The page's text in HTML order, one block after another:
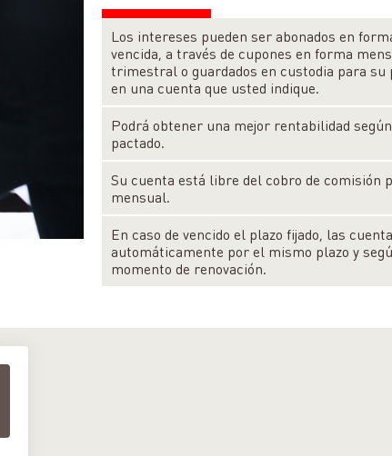
Los intereses pueden ser abonados en
vencida, a través de cupones en forma
trimestral o guardados en custodia para su
en una cuenta que usted indique.
Podrá obtener una mejor rentabilidad
pactado.
Su cuenta está libre del cobro de comisión
mensual.
En caso de vencido el plazo fijado, las
automáticamente por el mismo plazo y
momento de renovación.